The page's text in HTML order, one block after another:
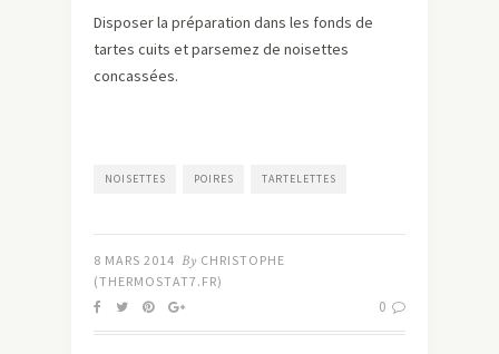
Disposer la préparation dans les fonds de
tartes cuits et parsemez de noisettes
concassées.
NOISETTES POIRES TARTELETTES
8 MARS 2014 By CHRISTOPHE
(THERMOSTAT7.FR)
0